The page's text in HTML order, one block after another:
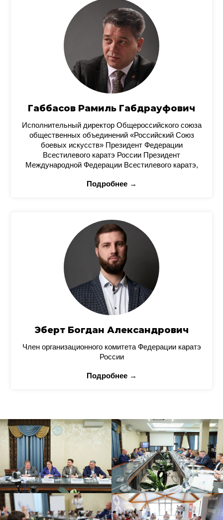
Габбасов Рамиль Габдрауфович
Исполнительный директор Общероссийского союза
общественных объединений «Российский Союз
боевых искусств» Президент Федерации
Всестилевого каратэ России Президент
Международной Федерации Всестилевого каратэ,
Подробнее →
Эберт Богдан Александрович
Член организационного комитета Федерации каратэ
России
Подробнее →